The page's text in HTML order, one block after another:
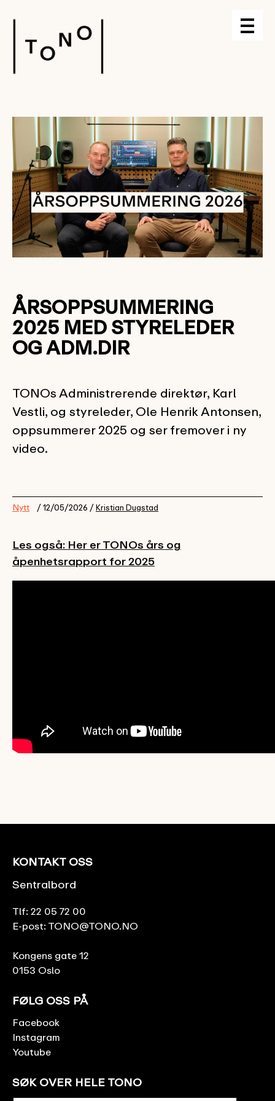
ÅRSOPPSUMMERING
2025 MED STYRELEDER
OG ADM.DIR
TONOs Administrerende direktør, Karl
Vestli, og styreleder, Ole Henrik Antonsen,
oppsummerer 2025 og ser fremover i ny
video.
Nytt / 12/05/2026 /Kristian Dugstad
Les også: Her er TONOs års og
åpenhetsrapport for 2025
KONTAKT OSS
Sentralbord
Tlf: 22 05 72 00
E-post: TONO@TONO.NO
Kongens gate 12
0153 Oslo
FØLG OSS PÅ
Facebook
Instagram
Youtube
SØK OVER HELE TONO